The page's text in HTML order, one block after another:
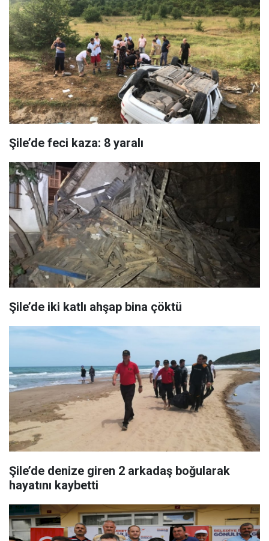
Şile’de feci kaza: 8 yaralı
Şile’de iki katlı ahşap bina çöktü
Şile’de denize giren 2 arkadaş boğularak
hayatını kaybetti